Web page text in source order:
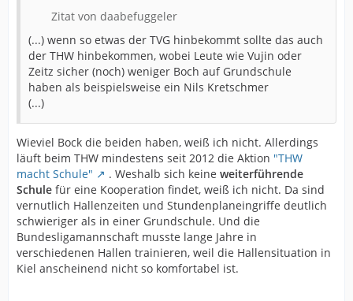
Zitat von daabefuggeler
(...) wenn so etwas der TVG hinbekommt sollte das auch
der THW hinbekommen, wobei Leute wie Vujin oder
Zeitz sicher (noch) weniger Boch auf Grundschule
haben als beispielsweise ein Nils Kretschmer
(...)
Wieviel Bock die beiden haben, weiß ich nicht. Allerdings
läuft beim THW mindestens seit 2012 die Aktion "THW
macht Schule"
. Weshalb sich keine weiterführende
Schule für eine Kooperation findet, weiß ich nicht. Da sind
vernutlich Hallenzeiten und Stundenplaneingriffe deutlich
schwieriger als in einer Grundschule. Und die
Bundesligamannschaft musste lange Jahre in
verschiedenen Hallen trainieren, weil die Hallensituation in
Kiel anscheinend nicht so komfortabel ist.